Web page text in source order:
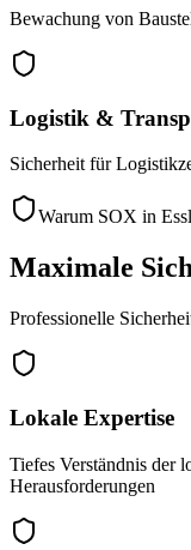
Bewachung von
Logistik &
Sicherheit für
Warum SOX in
Maximale
Professionelle
Lokale Expertise
Tiefes Verständnis der
Herausforderungen